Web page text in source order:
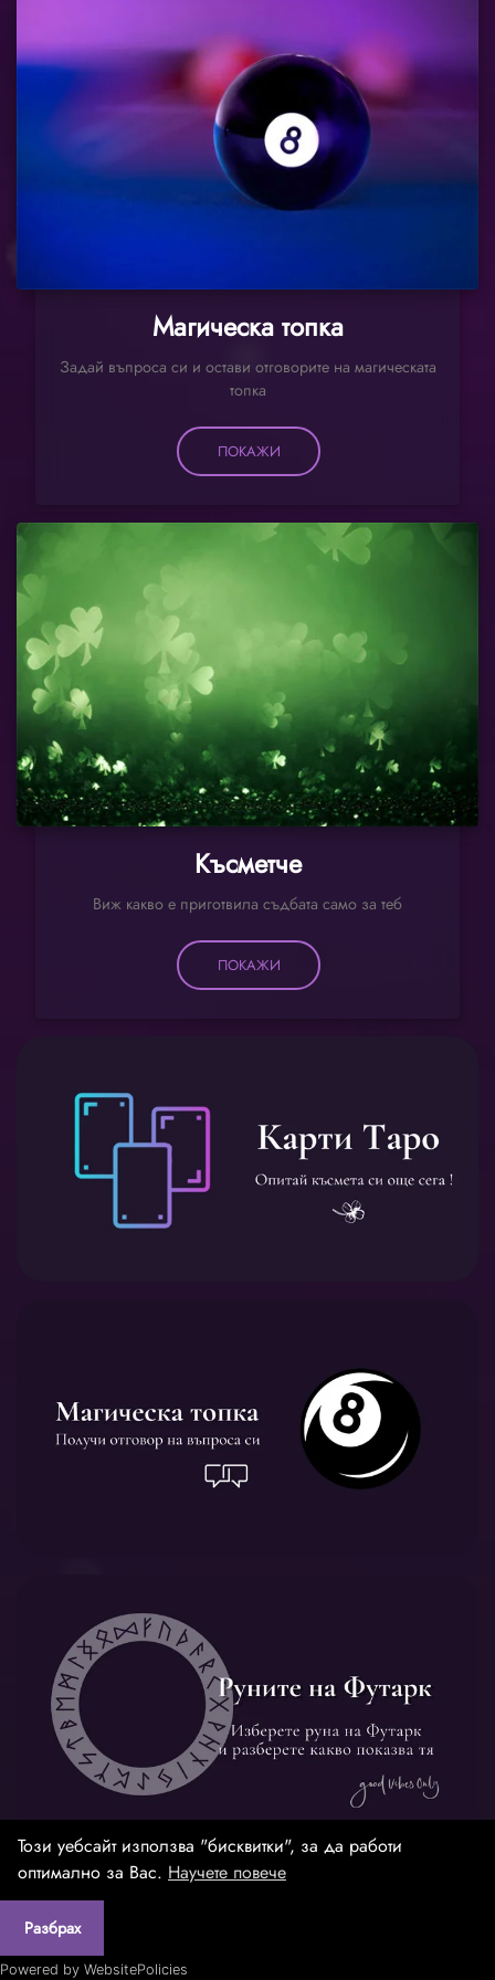
Този уебсайт използва "бисквитки", за да работи
оптимално за Вас. Научете повече
Разбрах
Powered by WebsitePolicies
Магическа топка
Задай въпроса си и остави отговорите на магическата
топка
ПОКАЖИ
Късметче
Виж какво е приготвила съдбата само за теб
ПОКАЖИ
Контакти|Поверителност